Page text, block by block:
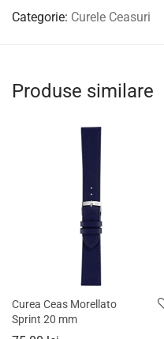
Categorie: Curele Ceasuri
Produse similare
Curea Ceas Morellato
Sprint 20 mm